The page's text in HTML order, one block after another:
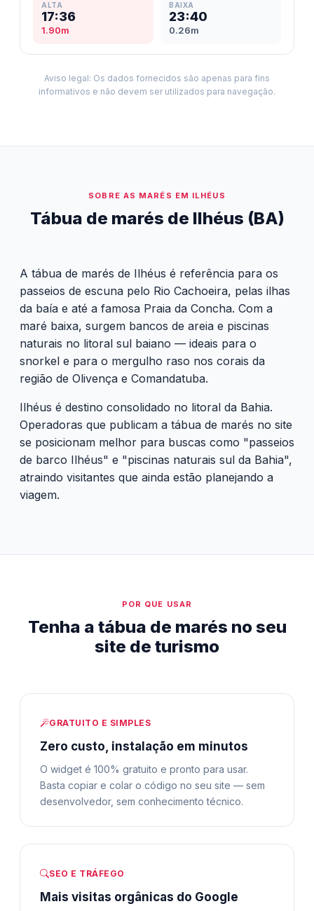
ALTA
17:36
1.90m
BAIXA
23:40
0.26m
Aviso legal: Os dados fornecidos são apenas para fins
informativos e não devem ser utilizados para navegação.
SOBRE AS MARÉS EM ILHÉUS
Tábua de marés de Ilhéus (BA)
A tábua de marés de Ilhéus é referência para os
passeios de escuna pelo Rio Cachoeira, pelas ilhas
da baía e até a famosa Praia da Concha. Com a
maré baixa, surgem bancos de areia e piscinas
naturais no litoral sul baiano — ideais para o
snorkel e para o mergulho raso nos corais da
região de Olivença e Comandatuba.
Ilhéus é destino consolidado no litoral da Bahia.
Operadoras que publicam a tábua de marés no site
se posicionam melhor para buscas como "passeios
de barco Ilhéus" e "piscinas naturais sul da Bahia",
atraindo visitantes que ainda estão planejando a
viagem.
POR QUE USAR
Tenha a tábua de marés no seu
site de turismo
GRATUITO E SIMPLES
Zero custo, instalação em minutos
O widget é 100% gratuito e pronto para usar.
Basta copiar e colar o código no seu site — sem
desenvolvedor, sem conhecimento técnico.
SEO E TRÁFEGO
Mais visitas orgânicas do Google